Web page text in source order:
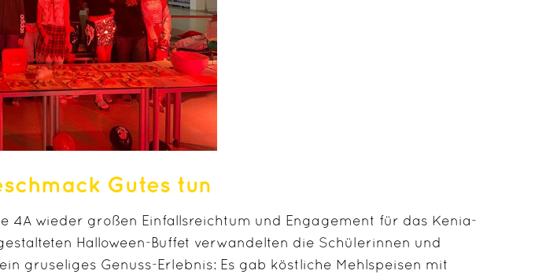
Gutes tun
4A wieder großen Einfallsreichtum und Engagement für das Kenia-
Halloween-Buffet verwandelten die Schülerinnen und
gruseliges Genuss-Erlebnis: Es gab köstliche Mehlspeisen mit